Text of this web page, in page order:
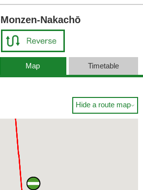
Nakachō
Map Timetable
Hide a route map